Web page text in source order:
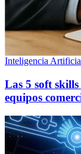
Inteligencia
Las 5 soft
equipos